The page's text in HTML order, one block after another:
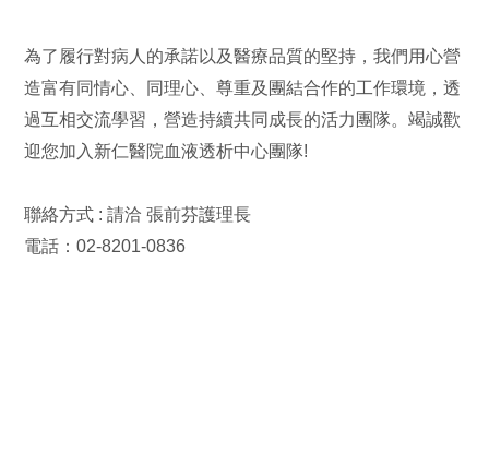
為了履行對病人的承諾以及醫療品質的堅持，我們用心營
造富有同情心、同理心、尊重及團結合作的工作環境，透
過互相交流學習，營造持續共同成長的活力團隊。竭誠歡
迎您加入新仁醫院血液透析中心團隊!
聯絡方式 : 請洽 張前芬護理長
電話：02-8201-0836